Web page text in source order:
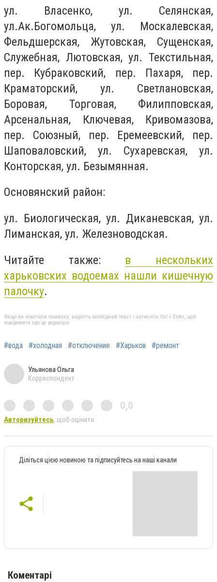
ул. Власенко, ул. Селянская,
ул.Ак.Богомольца, ул. Москалевская,
Фельдшерская, Жутовская, Сущенская,
Служебная, Лютовская, ул. Текстильная,
пер. Кубраковский, пер. Пахаря, пер.
Краматорский, ул. Светлановская,
Боровая, Торговая, Филипповская,
Арсенальная, Ключевая, Кривомазова,
пер. Союзный, пер. Еремеевский, пер.
Шаповаловский, ул. Сухаревская, ул.
Конторская, ул. Безымянная.
Основянский район:
ул. Биологическая, ул. Диканевская, ул.
Лиманская, ул. Железноводская.
Читайте также: в нескольких
харьковских водоемах нашли кишечную
палочку.
Якщо ви помітили помилку, виділіть необхідний текст і натисніть Ctrl + Enter, щоб
повідомити про це редакцію
#вода #холодная #отключение #Харьков #ремонт
Ульянова Ольга
Корреспондент
0,0
Авторизуйтесь, щоб оцінити
Діліться цією новиною та підписуйтесь на наші канали
Коментарі